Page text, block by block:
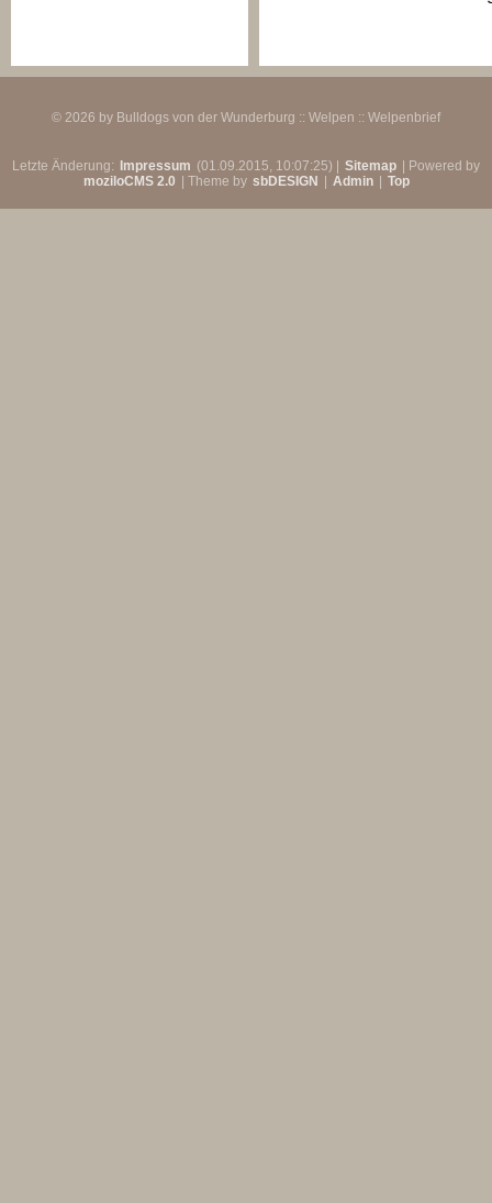
© 2026 by Bulldogs von der Wunderburg :: Welpen :: Welpenbrief
Letzte Änderung: Impressum (01.09.2015, 10:07:25) | Sitemap
| Powered by
moziloCMS 2.0
| Theme by sbDESIGN Admin Top